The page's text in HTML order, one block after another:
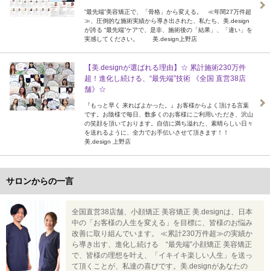
”最先端”美容矯正で、「骨格」から変える。 ≪年間27万件超
≫、圧倒的な施術実績から導き出された、私たち、美.design
が誇る “最先端”ケアで、是非、施術後の「結果」、「違い」を
実感してください。 美.design上野店
【美.designが選ばれる理由】☆ 累計施術230万件
超！進化し続ける、“最先端”技術 《全国 直営38店
舗》☆
『もっと早く 来ればよかった。』お客様からよく頂ける言葉
です。お陰様で毎日、数多くのお客様にご利用いただき、沢山
の笑顔を頂いております。自信に満ち溢れた、素晴らしい日々
を送れるように、全力でお手伝いさせて頂きます！！
美.design 上野店
サロンからの一言
全国直営38店舗、小顔矯正 美容矯正 美.designは、日本
中の「お客様の人生を変える」を目標に、皆様のお悩み
改善に取り組んでいます。 ≪累計230万件超≫の実績か
ら導き出す、進化し続ける “最先端”小顔矯正 美容矯正
で、皆様の理想を叶え、「イキイキ楽しい人生」を送っ
て頂くことが、私達の喜びです。美.designがあなたの